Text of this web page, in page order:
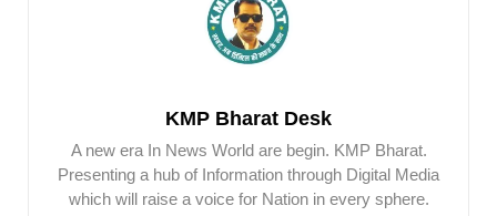
KMP Bharat Desk
A new era In News World are begin. KMP Bharat.
Presenting a hub of Information through Digital Media
which will raise a voice for Nation in every sphere.